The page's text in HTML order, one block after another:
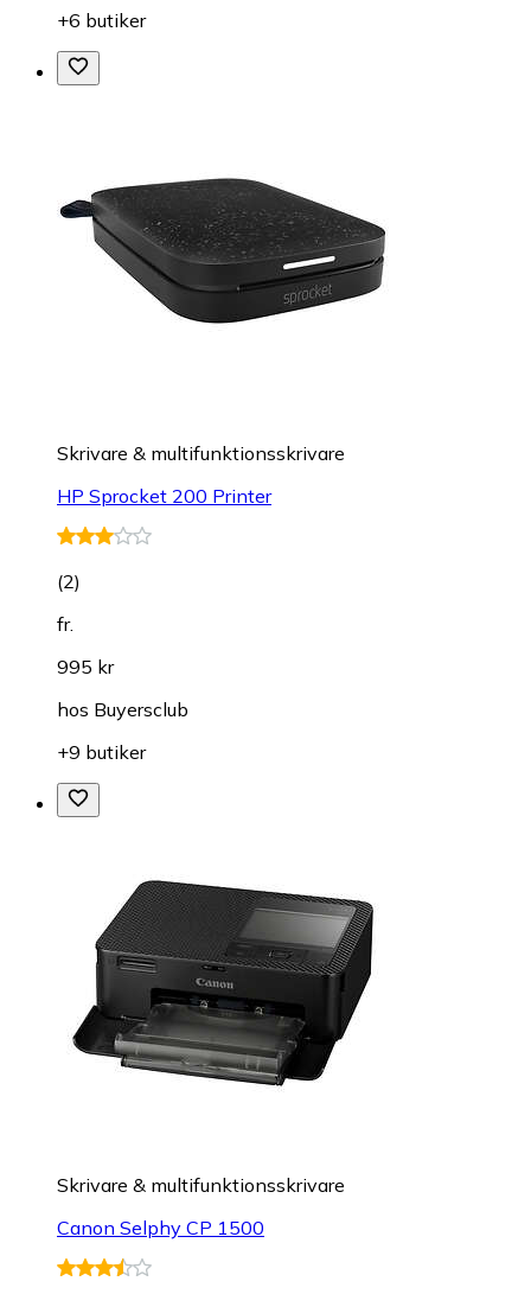
+6 butiker
Skrivare & multifunktionsskrivare
HP Sprocket 200 Printer
(2)
fr.
995 kr
hos Buyersclub
+9 butiker
Skrivare & multifunktionsskrivare
Canon Selphy CP 1500